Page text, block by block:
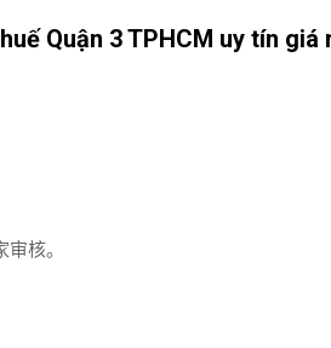
Quận 3 TPHCM uy tín giá
核。